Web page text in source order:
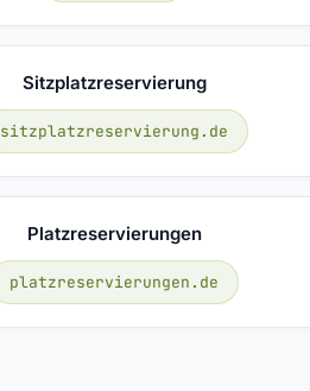
Sitzplatzreservierung
sitzplatzreservierung.de
Platzreservierungen
platzreservierungen.de